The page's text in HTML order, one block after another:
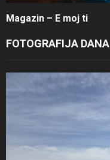
Magazin – E moj ti
FOTOGRAFIJA DANA